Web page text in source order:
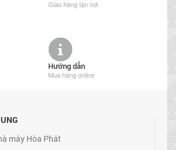
Giao hàng tận nơi
Hướng dẫn
Mua hàng online
máy Hòa Phát